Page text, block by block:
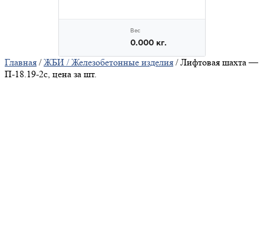
Главная /ЖБИ / Железобетонные изделия / Лифтовая шахта —
П-18.19-2с, цена за шт.